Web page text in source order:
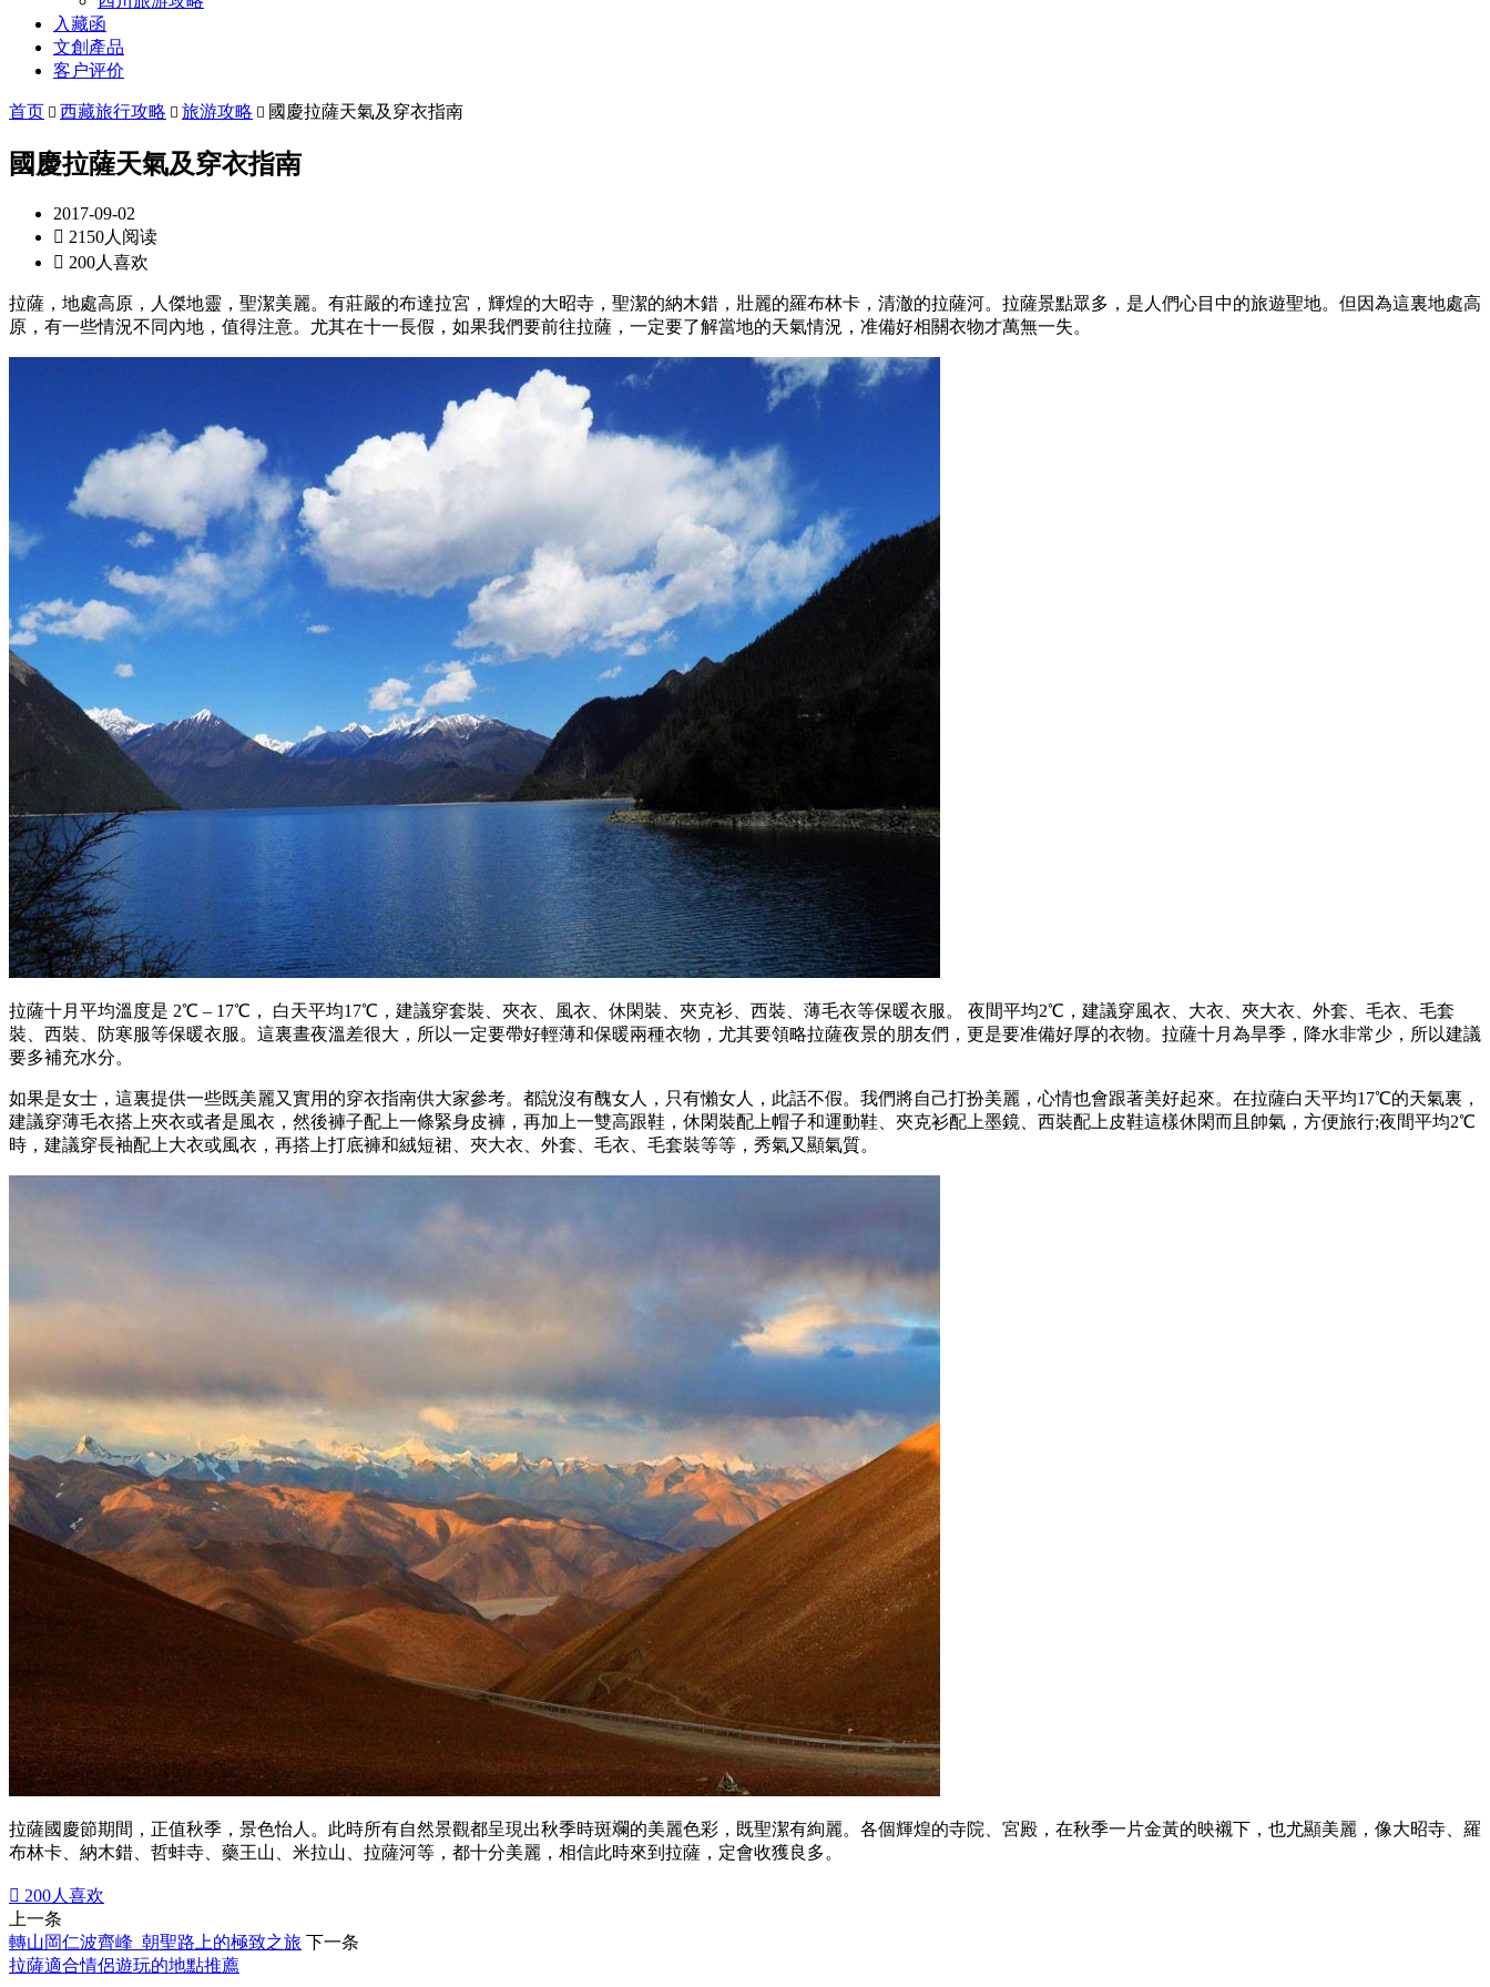
入藏函
文創產品
客户评价
首页  西藏旅行攻略  旅游攻略  國慶拉薩天氣及穿衣指南
國慶拉薩天氣及穿衣指南
2017-09-02
 2150人阅读
 200人喜欢
拉薩，地處高原，人傑地靈，聖潔美麗。有莊嚴的布達拉宮，輝煌的大昭寺，聖潔的納木錯，壯麗的羅布林卡，清澈的拉薩河。拉薩景點眾多，是人們心目中的旅遊聖地。但因為這裏地處高
原，有一些情況不同內地，值得注意。尤其在十一長假，如果我們要前往拉薩，一定要了解當地的天氣情況，准備好相關衣物才萬無一失。
拉薩十月平均溫度是 2℃ – 17℃， 白天平均17℃，建議穿套裝、夾衣、風衣、休閑裝、夾克衫、西裝、薄毛衣等保暖衣服。 夜間平均2℃，建議穿風衣、大衣、夾大衣、外套、毛衣、毛套
裝、西裝、防寒服等保暖衣服。這裏晝夜溫差很大，所以一定要帶好輕薄和保暖兩種衣物，尤其要領略拉薩夜景的朋友們，更是要准備好厚的衣物。拉薩十月為旱季，降水非常少，所以建議
要多補充水分。
如果是女士，這裏提供一些既美麗又實用的穿衣指南供大家參考。都說沒有醜女人，只有懶女人，此話不假。我們將自己打扮美麗，心情也會跟著美好起來。在拉薩白天平均17℃的天氣裏，
建議穿薄毛衣搭上夾衣或者是風衣，然後褲子配上一條緊身皮褲，再加上一雙高跟鞋，休閑裝配上帽子和運動鞋、夾克衫配上墨鏡、西裝配上皮鞋這樣休閑而且帥氣，方便旅行;夜間平均2℃
時，建議穿長袖配上大衣或風衣，再搭上打底褲和絨短裙、夾大衣、外套、毛衣、毛套裝等等，秀氣又顯氣質。
拉薩國慶節期間，正值秋季，景色怡人。此時所有自然景觀都呈現出秋季時斑斕的美麗色彩，既聖潔有絢麗。各個輝煌的寺院、宮殿，在秋季一片金黃的映襯下，也尤顯美麗，像大昭寺、羅
布林卡、納木錯、哲蚌寺、藥王山、米拉山、拉薩河等，都十分美麗，相信此時來到拉薩，定會收獲良多。
 200人喜欢
上一条
轉山岡仁波齊峰 朝聖路上的極致之旅 下一条
拉薩適合情侶遊玩的地點推薦